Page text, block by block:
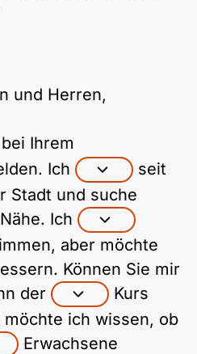
und Herren,
bei Ihrem
Ich
seit
Stadt und suche
Ich
aber möchte
Können Sie mir
der
Kurs
ich wissen, ob
Erwachsene